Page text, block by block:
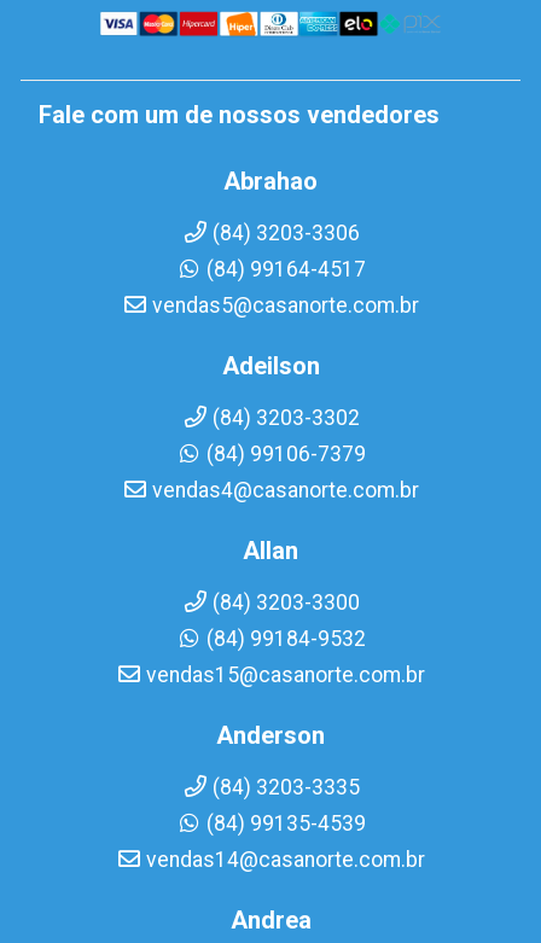
Fale com um de nossos vendedores
Abrahao
(84) 3203-3306
(84) 99164-4517
vendas5@casanorte.com.br
Adeilson
(84) 3203-3302
(84) 99106-7379
vendas4@casanorte.com.br
Allan
(84) 3203-3300
(84) 99184-9532
vendas15@casanorte.com.br
Anderson
(84) 3203-3335
(84) 99135-4539
vendas14@casanorte.com.br
Andrea